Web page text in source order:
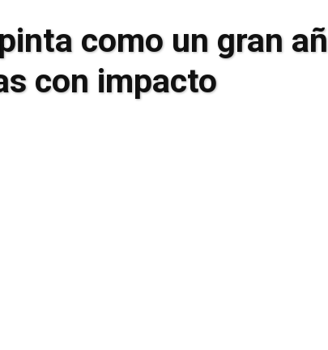
como un gran
con impacto